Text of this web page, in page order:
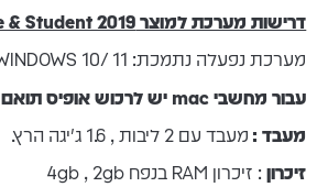
דרישות מערכת למוצר Office Home & Student 2019
מערכת נפעלה נתמכת: WINDOWS 10/ 11
עבור מחשבי mac יש לרכוש אופיס תואם
מעבד : מעבד עם 2 ליבות , 1.6 ג'יגה הרץ.
זיכרון: זיכרון RAM בנפח 4gb , 2gb